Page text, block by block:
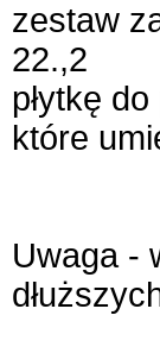
zestaw
22.,2
płytkę
które
Uwaga -